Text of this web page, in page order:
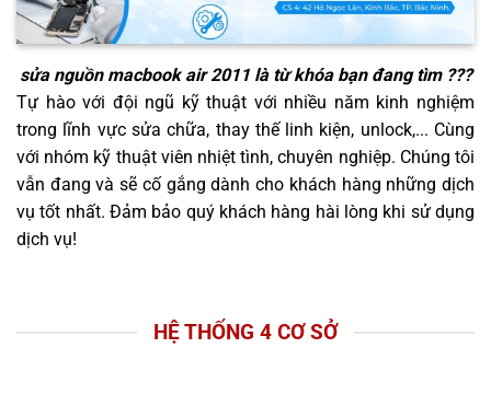
sửa nguồn macbook air 2011là từ khóa bạn đang tìm ???
Tự hào với đội ngũ kỹ thuật với nhiều năm kinh nghiệm
trong lĩnh vực sửa chữa, thay thế linh kiện, unlock,... Cùng
với nhóm kỹ thuật viên nhiệt tình, chuyên nghiệp. Chúng tôi
vẫn đang và sẽ cố gắng dành cho khách hàng những dịch
vụ tốt nhất. Đảm bảo quý khách hàng hài lòng khi sử dụng
dịch vụ!
HỆ THỐNG 4 CƠ SỞ